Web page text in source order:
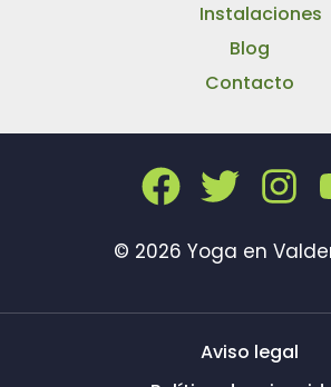
Instalaciones
Blog
Contacto
© 2026 Yoga en
Aviso legal